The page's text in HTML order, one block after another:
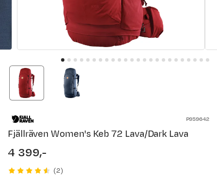
P959642
Fjällräven Women's Keb 72 Lava/Dark Lava
price
4 399,-
(2)